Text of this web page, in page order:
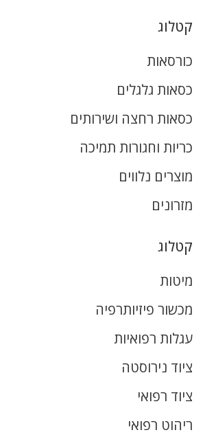
קטלוג
כורסאות
כסאות גלגלים
כסאות רחצה ושירותים
כריות וחגורות תמיכה
מוצרים נלווים
מזרונים
קטלוג
מיטות
מכשור פיזיותרפיה
עגלות רפואיות
ציוד נירוסטה
ציוד רפואי
ריהוט רפואי